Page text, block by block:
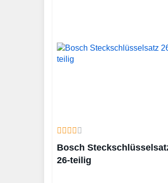
Bosch
26-teilig